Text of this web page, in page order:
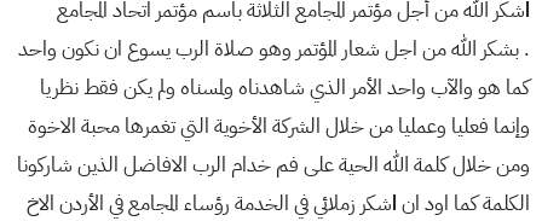
اشكر الله من أجل مؤتمر المجامع الثلاثة باسم مؤتمر اتحاد المجامع
. بشكر الله من اجل شعار المؤتمر وهو صلاة الرب يسوع ان نكون واحد
كما هو والآب واحد الأمر الذي شاهدناه ولمسناه ولم يكن فقط نظريا
وإنما فعليا وعمليا من خلال الشركة الأخوية التي تغمرها محبة الاخوة
ومن خلال كلمة الله الحية على فم خدام الرب الافاضل الذين شاركونا
الكلمة كما اود ان اشكر زملائي في الخدمة رؤساء المجامع في الأردن الاخ